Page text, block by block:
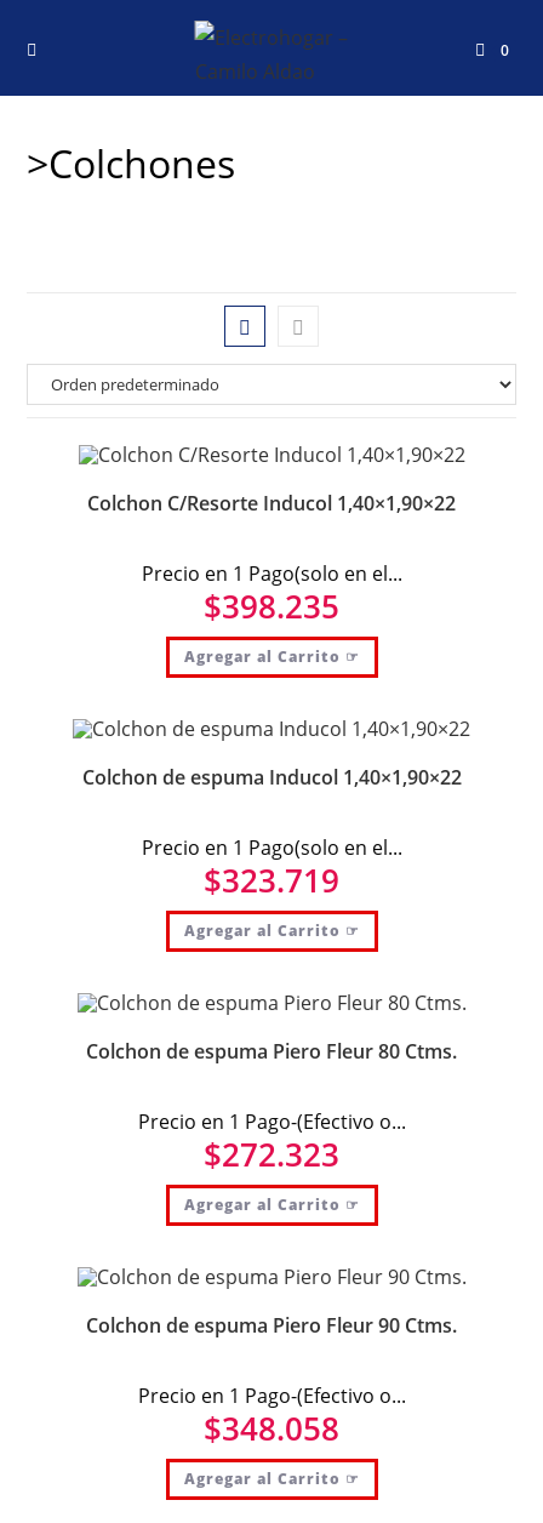
0
>Colchones
Colchon C/Resorte Inducol 1,40×1,90×22
Precio en 1 Pago(solo en el...
$398.235
Agregar al Carrito ☞
Colchon de espuma Inducol 1,40×1,90×22
Precio en 1 Pago(solo en el...
$323.719
Agregar al Carrito ☞
Colchon de espuma Piero Fleur 80 Ctms.
Precio en 1 Pago-(Efectivo o...
$272.323
Agregar al Carrito ☞
Colchon de espuma Piero Fleur 90 Ctms.
Precio en 1 Pago-(Efectivo o...
$348.058
Agregar al Carrito ☞